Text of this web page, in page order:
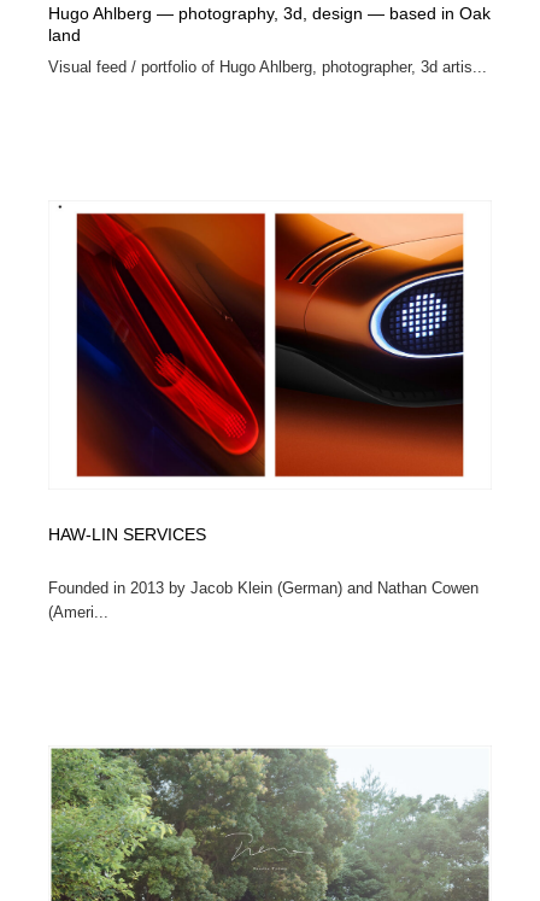
Hugo Ahlberg — photography, 3d, design — based in Oak
land
Visual feed / portfolio of Hugo Ahlberg, photographer, 3d artis...
HAW-LIN SERVICES
Founded in 2013 by Jacob Klein (German) and Nathan Cowen
(Ameri...